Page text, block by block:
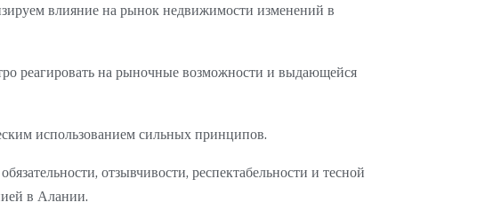
влияние на рынок недвижимости изменений в
реагировать на рыночные возможности и выдающейся
использованием сильных принципов.
отзывчивости, респектабельности и тесной
в Алании.